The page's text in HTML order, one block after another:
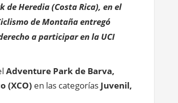
Heredia (Costa Rica), en el
de Montaña entregó
a participar en la UCI
Adventure Park de Barva,
(XCO) en las categorías Juvenil,